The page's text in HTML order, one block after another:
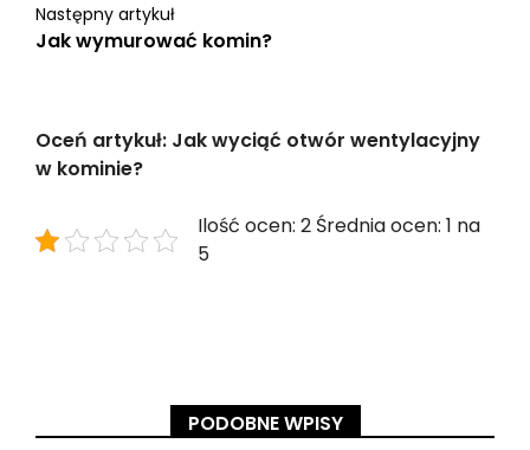
Następny artykuł
Jak wymurować komin?
Oceń artykuł: Jak wyciąć otwór wentylacyjny
w kominie?
Ilość ocen: 2 Średnia ocen: 1 na
5
PODOBNE WPISY